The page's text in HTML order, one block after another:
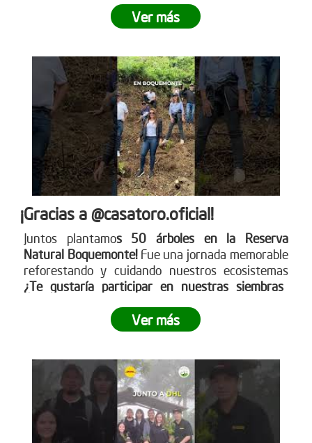
Ver más
¡Gracias a @casatoro.oficial!
Juntos plantamos 50 árboles en la Reserva
Natural Boquemonte!Fue una jornada memorable
reforestando y cuidando nuestros ecosistemas
¿Te gustaría participar en nuestras siembras
¡Unámonos por un futuro más verde!
Ver más